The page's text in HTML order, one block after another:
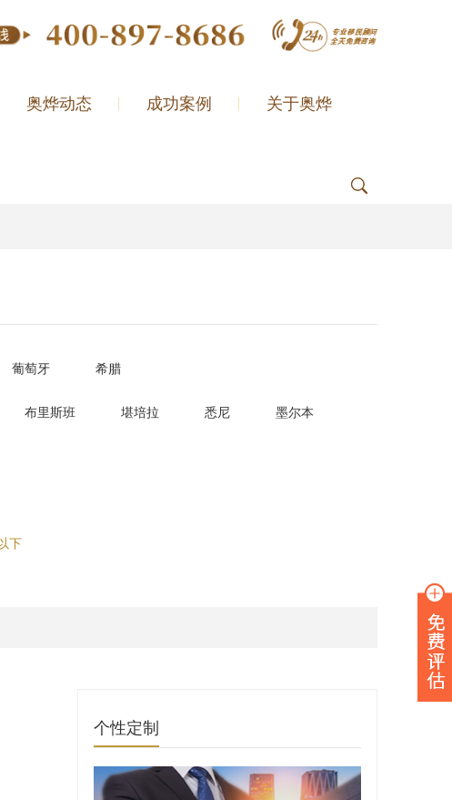
奥烨动态 成功案例 关于奥烨
葡萄牙 希腊
布里斯班 堪培拉 悉尼 墨尔本
下
个性定制